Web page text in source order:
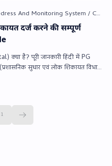
दर्ज करने की सम्पूर्ण
है? पूरी जानकारी हिंदी में PG
सुधार एवं लोक शिकायत विभा…